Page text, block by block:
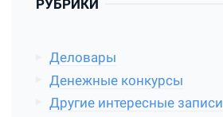
РУБРИКИ
Деловары
Денежные конкурсы
Другие интересные записи